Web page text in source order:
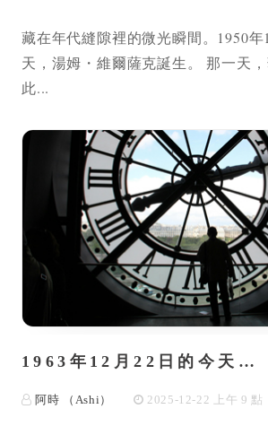
藏在年代縫隙裡的微光瞬間。1950年
天，湯姆・維爾薩克誕生。 那一天
此...
1963年12月22日的今天…
阿時 （Ashi） 2025-12-22 上午 9 點